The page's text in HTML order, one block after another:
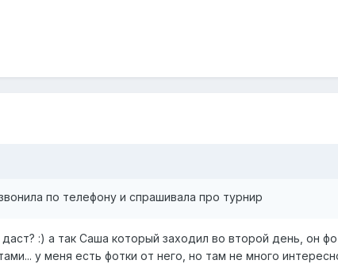
по телефону и спрашивала про турнир
:) а так Саша который заходил во второй день, он
у меня есть фотки от него, но там не много